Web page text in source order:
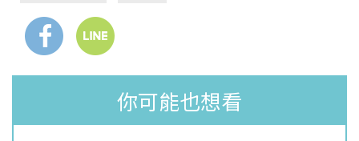
你可能也想看